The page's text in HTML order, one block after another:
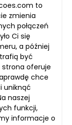
to
zmienia
połączeń
Ci się
a później
być
strona oferuje
chce
uniknąć
naszej
funkcji,
informacje o